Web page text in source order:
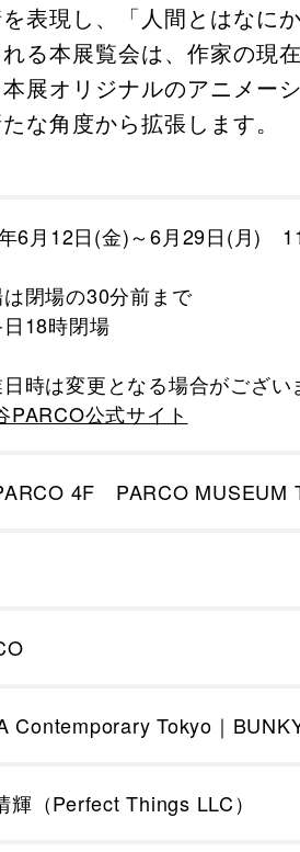
表現し、「人間とはなに
る本展覧会は、作家の現
展オリジナルのアニメー
な角度から拡張します。
6月12日(金)～6月29日(月)
閉場の30分前まで
18時閉場
時は変更となる場合がござい
公式サイト
4F PARCO MUSEUM
Contemporary Tokyo｜
輝（Perfect Things LLC）